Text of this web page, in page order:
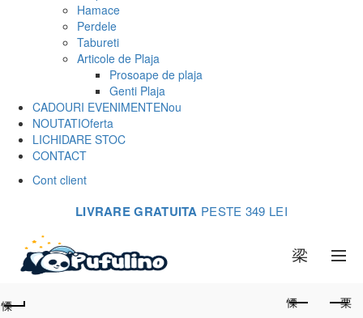
Hamace
Perdele
Tabureti
Articole de Plaja
Prosoape de plaja
Genti Plaja
CADOURI EVENIMENTENou
NOUTATIOferta
LICHIDARE STOC
CONTACT
Cont client
LIVRARE GRATUITA PESTE 349 LEI